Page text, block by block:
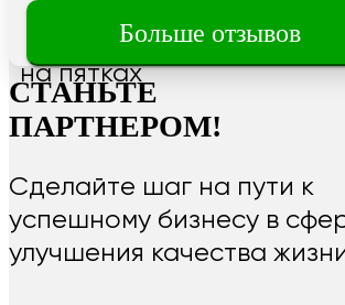
Трещины
на пятках
Больше отзывов
СТАНЬТЕ
ПАРТНЕРОМ!
Сделайте шаг на пути к
успешному бизнесу в
улучшения качества